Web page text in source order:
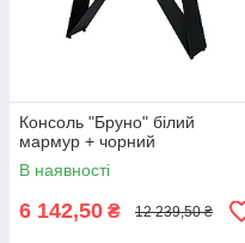
Консоль "Бруно" білий
мармур + чорний
В наявності
6 142,50 ₴ 12 239,50 ₴